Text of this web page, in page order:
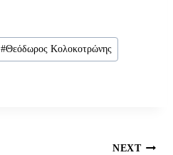
#Θεόδωρος Κολοκοτρώνης
NEXT